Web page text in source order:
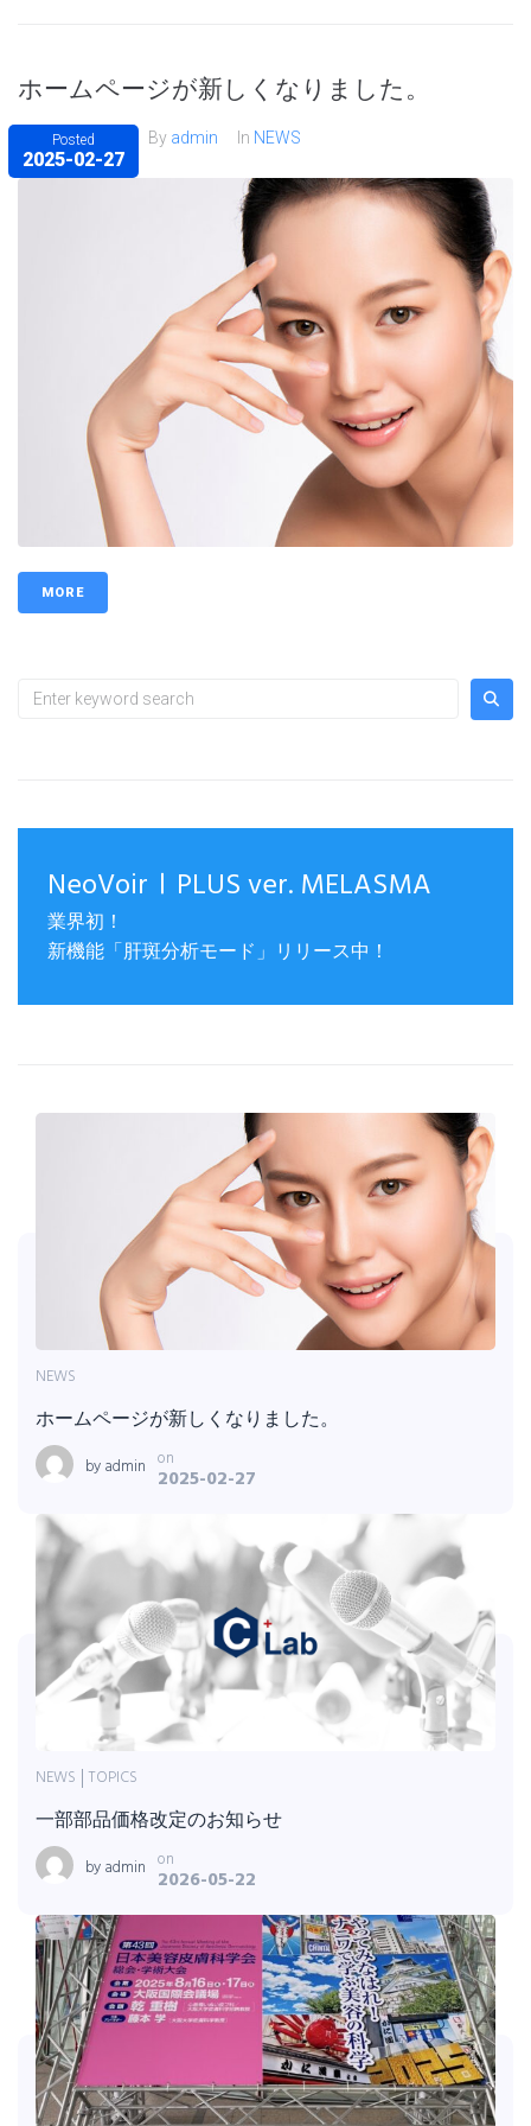
ホームページが新しくなりました。
By admin In NEWS
Posted
2025-02-27
MORE
NeoVoirⅠPLUS ver. MELASMA
業界初！
新機能「肝斑分析モード」リリース中！
NEWS
ホームページが新しくなりました。
byadmin on
2025-02-27
NEWS TOPICS
一部部品価格改定のお知らせ
byadmin on
2026-05-22